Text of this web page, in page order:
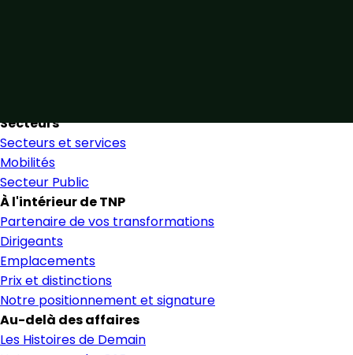
Secteurs
Secteurs et services
Mobilités
Secteur Public
À l'intérieur de TNP
Partenaire de vos transformations
Dirigeants
Emplacements
Prix et distinctions
Notre positionnement et signature
Au-delà des affaires
Les Histoires de Demain